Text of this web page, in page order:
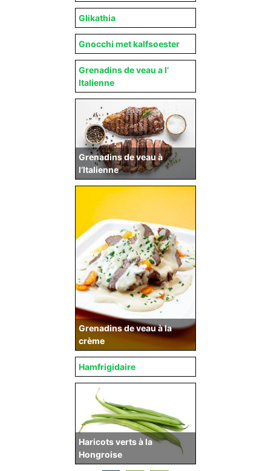
Glikathia
Gnocchi met kalfsoester
Grenadins de veau a l’
Italienne
Grenadins de veau à
l’Italienne
Grenadins de veau à la
crème
Hamfrigidaire
Haricots verts à la
Hongroise